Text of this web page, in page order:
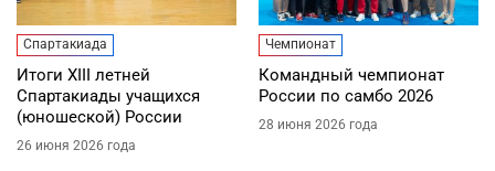
Спартакиада
Итоги XIII летней
Спартакиады учащихся
(юношеской) России
26 июня 2026 года
Чемпионат
Командный чемпионат
России по самбо 2026
28 июня 2026 года